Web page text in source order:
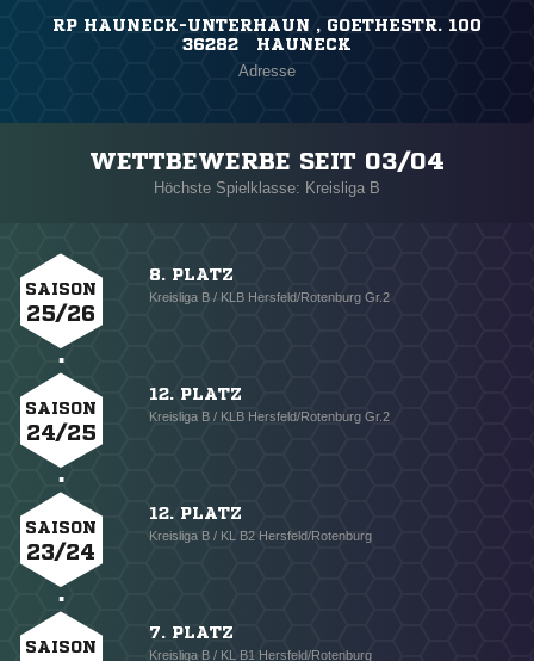
RP HAUNECK-UNTERHAUN , GOETHESTR. 100
36282 HAUNECK
Adresse
WETTBEWERBE SEIT 03/04
Höchste Spielklasse: Kreisliga B
SAISON
25/26
8. PLATZ
Kreisliga B / KLB Hersfeld/Rotenburg Gr.2
SAISON
24/25
12. PLATZ
Kreisliga B / KLB Hersfeld/Rotenburg Gr.2
SAISON
23/24
12. PLATZ
Kreisliga B / KL B2 Hersfeld/Rotenburg
SAISON
7. PLATZ
Kreisliga B / KL B1 Hersfeld/Rotenburg